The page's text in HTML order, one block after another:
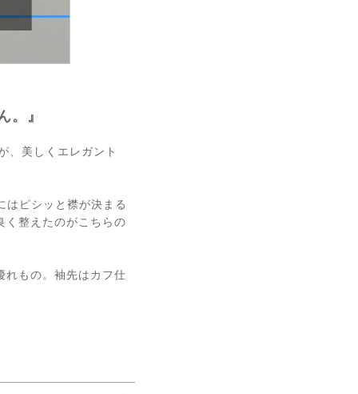
』
、美しくエレガント
はピシッと襟が決まる
く整えたのがこちらの
れもの。袖先はカフ仕